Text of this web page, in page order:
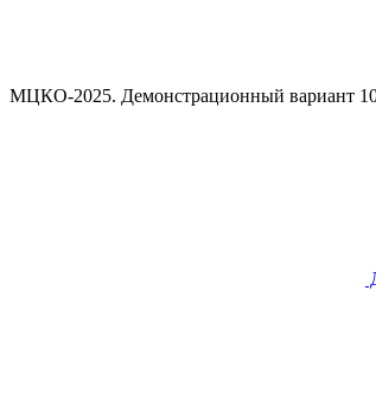
МЦКО-2025. Демонстрационный вариант 10